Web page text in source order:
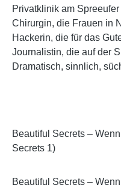
Privatklinik am
Chirurgin, die Frauen in
Hackerin, die für das
Journalistin, die auf der
Dramatisch, sinnlich,
Beautiful Secrets –
Secrets 1)
Beautiful Secrets –